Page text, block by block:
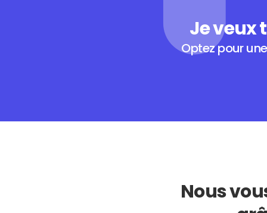
Je veux
Optez pour
Nous